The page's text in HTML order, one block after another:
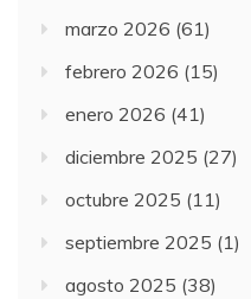
marzo 2026 (61)
febrero 2026 (15)
enero 2026 (41)
diciembre 2025 (27)
octubre 2025 (11)
septiembre 2025 (1)
agosto 2025 (38)